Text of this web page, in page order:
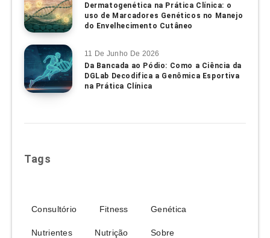
Dermatogenética na Prática Clínica: o
uso de Marcadores Genéticos no Manejo
do Envelhecimento Cutâneo
11 De Junho De 2026
Da Bancada ao Pódio: Como a Ciência da
DGLab Decodifica a Genômica Esportiva
na Prática Clínica
Tags
Consultório Fitness Genética
Nutrientes Nutrição Sobre